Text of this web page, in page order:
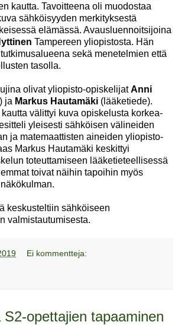
kautta. Tavoitteena oli muodostaa
sähköisyyden merkityksestä
elämässä. Avausluennoitsijoina
Tampereen yliopistosta. Hän
sekä menetelmien että
tasolla.
olivat yliopisto-opiskelijatAnni
ja Markus Hautamäki (lääketiede).
välittyi kuva opiskelusta korkea-
yleisesti sähköisen välineiden
ja matemaattisten aineiden yliopisto-
Markus Hautamäki keskittyi
toteuttamiseen lääketieteellisessä
toivat näihin tapoihin myös
keskusteltiin sähköiseen
valmistautumisesta.
Ei kommentteja:
S2-opettajien tapaaminen